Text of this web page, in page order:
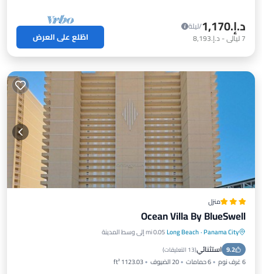
د.إ.‏1,170
/ليلة
7ليالي- د.إ.‏8,193 اطّلع على العرض
منزل
Ocean Villa By BlueSwell
Panama City
·
Long Beach0.05 mi إلى وسط المدينة
9.2 استثنائي(13 التعليقات )
6 غرف نوم 6 حمامات 20 الضيوف 1123.03 ft²
مواجه للمحيط
حوض استحمام ساخن
موقف سيارات